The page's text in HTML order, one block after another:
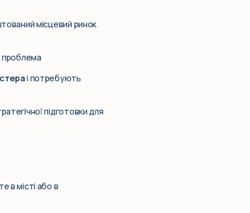
місцевий ринок
проблема
і потребують
підготовки для
в місті або в